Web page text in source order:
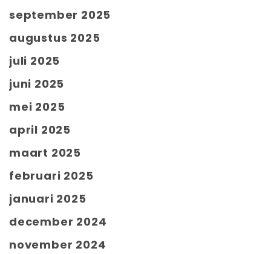
september 2025
augustus 2025
juli 2025
juni 2025
mei 2025
april 2025
maart 2025
februari 2025
januari 2025
december 2024
november 2024